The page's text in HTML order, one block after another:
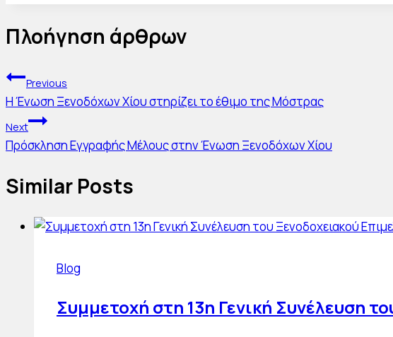
Πλοήγηση άρθρων
Previous
Η Ένωση Ξενοδόχων Χίου στηρίζει το έθιμο της Μόστρας
Next
Πρόσκληση Εγγραφής Μέλους στην Ένωση Ξενοδόχων Χίου
Similar Posts
Blog
Συμμετοχή στη 13η Γενική Συνέλευση